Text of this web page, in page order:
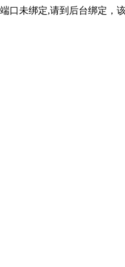
口未绑定,请到后台绑定，